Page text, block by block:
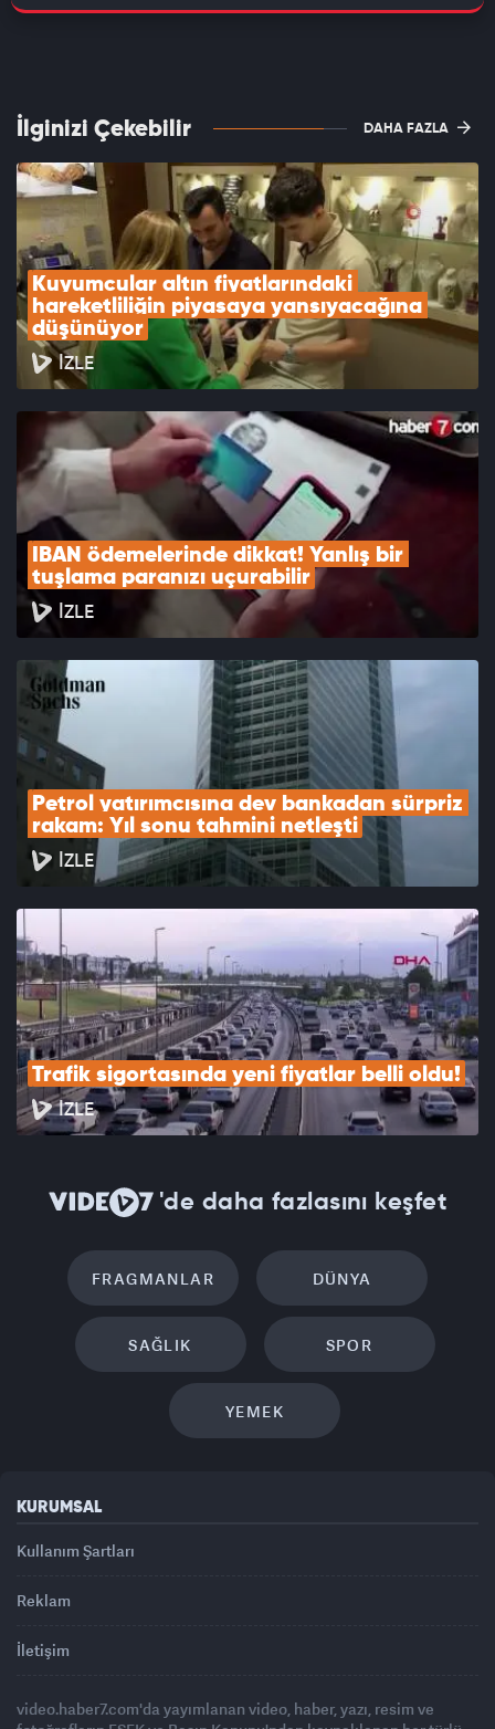
İlginizi Çekebilir DAHA FAZLA
Kuyumcular altın fiyatlarındaki
hareketliliğin piyasaya yansıyacağına
düşünüyor
İZLE
IBAN ödemelerinde dikkat! Yanlış bir
tuşlama paranızı uçurabilir
İZLE
Petrol yatırımcısına dev bankadan sürpriz
rakam: Yıl sonu tahmini netleşti
İZLE
Trafik sigortasında yeni fiyatlar belli oldu!
İZLE
'de daha fazlasını keşfet
FRAGMANLAR DÜNYA
SAĞLIK SPOR
YEMEK
KURUMSAL
Kullanım Şartları
Reklam
İletişim
video.haber7.com'da yayımlanan video, haber, yazı, resim ve